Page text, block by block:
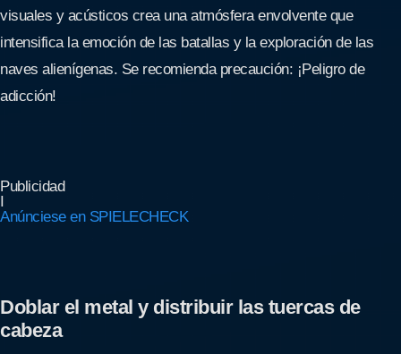
visuales y acústicos crea una atmósfera envolvente que
intensifica la emoción de las batallas y la exploración de las
naves alienígenas. Se recomienda precaución: ¡Peligro de
adicción!
Publicidad
I
Anúnciese en SPIELECHECK
Doblar el metal y distribuir las tuercas de
cabeza